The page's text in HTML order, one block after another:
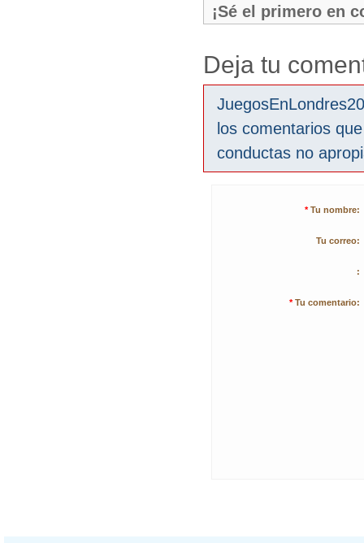
¡Sé el primero en
Deja tu
los comentarios
conductas no
* Tu nombre:
Tu correo:
:
* Tu comentario: